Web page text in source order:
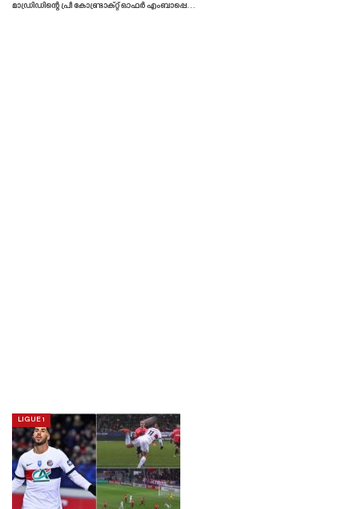
മാഡ്രിഡിന്റെ പ്രീ കോണ്ട്രാക്റ്റ് ഓഫർ എംബാപ്പെ…
LIGUE 1